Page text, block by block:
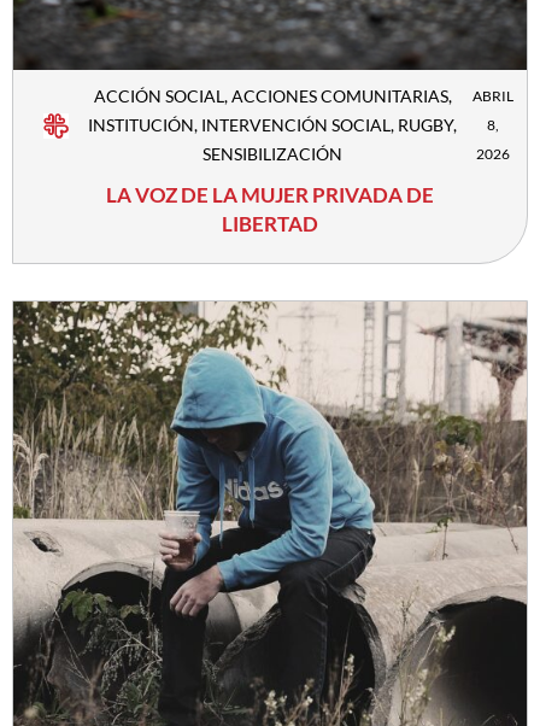
ACCIÓN SOCIAL,ACCIONES COMUNITARIAS,
INSTITUCIÓN, INTERVENCIÓN SOCIAL, RUGBY,
SENSIBILIZACIÓN
ABRIL
8,
2026
LA VOZ DE LA MUJER PRIVADA DE
LIBERTAD